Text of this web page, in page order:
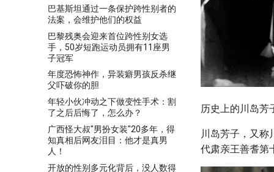
巴基斯坦通过一条保护跨性别者的
法案，会维护他们的权益
巴黎残奥会迎来首位跨性别女选
手，50岁短跑运动员拥有11座男
子冠军
年度恐怖神作，异装癖男孩反杀继
父吓破你的胆
年轻小伙冲动之下做变性手术：割
了之后后悔了，怎么办？
广西怪大叔"男扮女装"20多年，得
知真相后网友泪目：他才是真男
人！
开放的性别多元化背后，没人数得
历史上的川岛芳
川岛芳子，又称
代肃亲王善耆第